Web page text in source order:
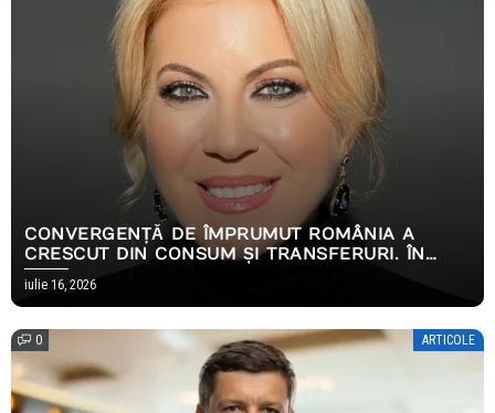
CONVERGENȚĂ DE ÎMPRUMUT ROMÂNIA A
CRESCUT DIN CONSUM ȘI TRANSFERURI. ÎN
2026, AMBELE S-AU OPRIT
iulie 16, 2026
0 ARTICOLE